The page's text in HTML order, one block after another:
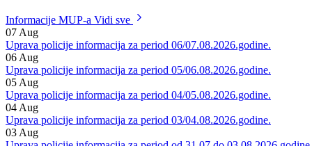
prekršaja vozaču H.T., uručen je prekršajni nalog iz oblasti Zakona o
osnovama bezbjednosti saobraćaja na putevima u BiH.
Informacije MUP-a
07Aug
Uprava policije informacija za period 06/07.08.2026.godine.
06Aug
Uprava policije informacija za period 05/06.08.2026.godine.
05Aug
Uprava policije informacija za period 04/05.08.2026.godine.